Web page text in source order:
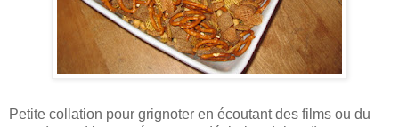
Petite collation pour grignoter en écoutant des films ou du